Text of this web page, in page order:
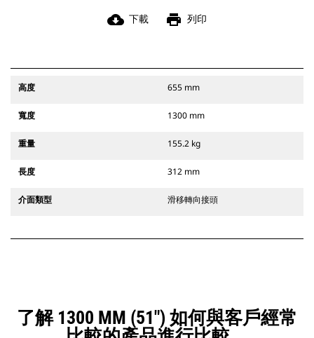
cloud_download 下載 print 列印
高度 655 mm
寬度 1300 mm
重量 155.2 kg
長度 312 mm
介面類型 滑移轉向接頭
了解 1300 MM (51") 如何與客戶經常